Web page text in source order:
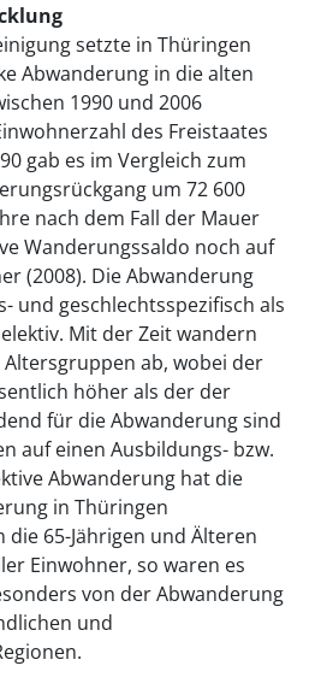
setzte in Thüringen
Abwanderung in die alten
1990 und 2006
des Freistaates
gab es im Vergleich zum
um 72 600
nach dem Fall der Mauer
Wanderungssaldo noch auf
(2008). Die Abwanderung
und geschlechtsspezifisch als
Mit der Zeit wandern
ab, wobei der
höher als der der
für die Abwanderung sind
auf einen Ausbildungs- bzw.
Abwanderung hat die
in Thüringen
die 65-Jährigen und Älteren
Einwohner, so waren es
von der Abwanderung
und